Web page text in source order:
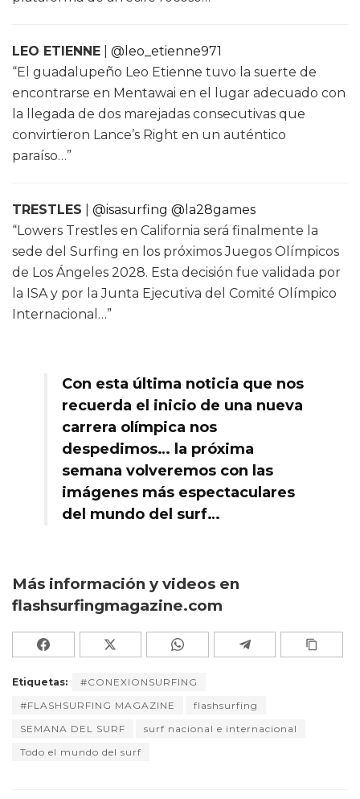
LEO ETIENNE
@leo_etienne971
“El guadalupeño Leo Etienne tuvo la suerte de
encontrarse en Mentawai en el lugar adecuado con
la llegada de dos marejadas consecutivas que
convirtieron Lance’s Right en un auténtico
paraíso…”
TRESTLES @isasurfing @la28games
“Lowers Trestles en California será finalmente la
sede del Surfing en los próximos Juegos Olímpicos
de Los Ángeles 2028. Esta decisión fue validada por
la ISA y por la Junta Ejecutiva del Comité Olímpico
Internacional…”
Con esta última noticia que nos
recuerda el inicio de una nueva
carrera olímpica nos
despedimos… la próxima
semana volveremos con las
imágenes más espectaculares
del mundo del surf…
Más información y videos en
flashsurfingmagazine.com
Etiquetas:
#CONEXIONSURFING
#FLASHSURFING MAGAZINE
flashsurfing
SEMANA DEL SURF
surf nacional e internacional
Todo el mundo del surf